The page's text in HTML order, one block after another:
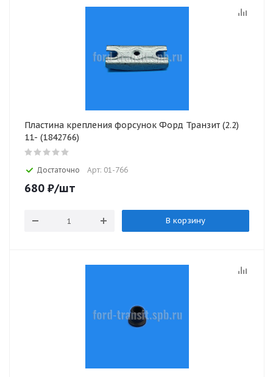
Пластина крепления форсунок Форд Транзит (2.2)
11- (1842766)
Достаточно Арт: 01-766
680 ₽/шт
В корзину